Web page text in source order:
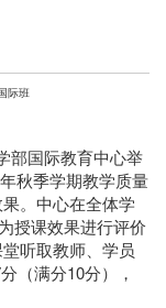
际班
部国际教育中心举
秋季学期教学质量
。中心在全体学
授课效果进行评价
听取教师、学员
（满分10分），